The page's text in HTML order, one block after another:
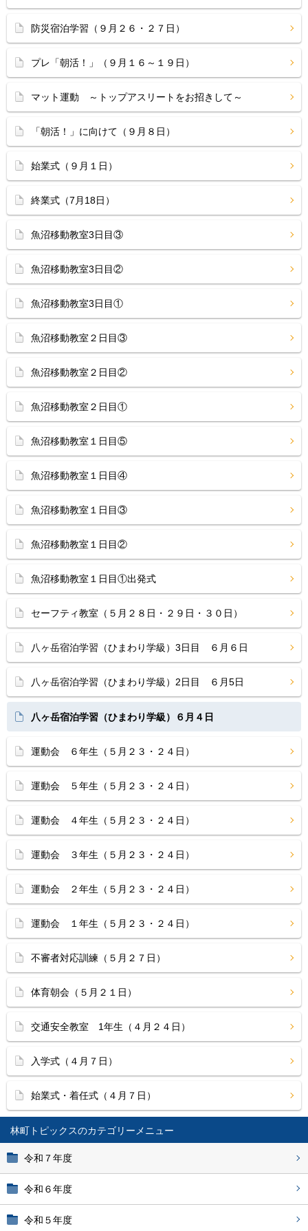
林町トピックス
令和７年度
令和６年度
令和５年度
防災宿泊学習（９月２６・２７日）
プレ「朝活！」（９月１６～１９日）
マット運動 ～トップアスリートをお招きして～
「朝活！」に向けて（９月８日）
始業式（９月１日）
終業式（7月18日）
魚沼移動教室3日目③
魚沼移動教室3日目②
魚沼移動教室3日目①
魚沼移動教室２日目③
魚沼移動教室２日目②
魚沼移動教室２日目①
魚沼移動教室１日目⑤
魚沼移動教室１日目④
魚沼移動教室１日目③
魚沼移動教室１日目②
魚沼移動教室１日目①出発式
セーフティ教室（５月２８日・２９日・３０日）
八ヶ岳宿泊学習（ひまわり学級）3日目 ６月６日
八ヶ岳宿泊学習（ひまわり学級）2日目 ６月5日
八ヶ岳宿泊学習（ひまわり学級）６月４日
運動会 ６年生（５月２３・２４日）
運動会 ５年生（５月２３・２４日）
運動会 ４年生（５月２３・２４日）
運動会 ３年生（５月２３・２４日）
運動会 ２年生（５月２３・２４日）
運動会 １年生（５月２３・２４日）
不審者対応訓練（５月２７日）
体育朝会（５月２１日）
交通安全教室 1年生（４月２４日）
入学式（４月７日）
始業式・着任式（４月７日）